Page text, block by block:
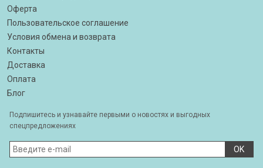
Оферта
Пользовательское соглашение
Условия обмена и возврата
Контакты
Доставка
Оплата
Блог
Подпишитесь и узнавайте первыми о новостях и выгодных
спецпредложениях
OK